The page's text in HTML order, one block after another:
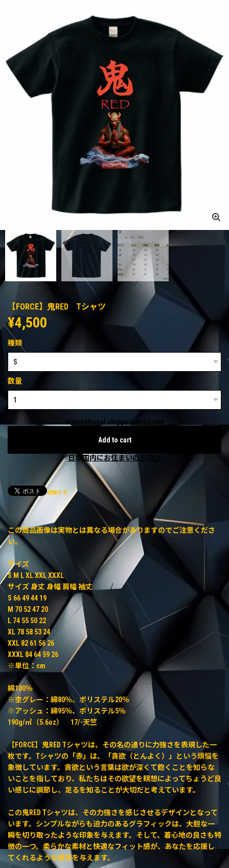
【FORCE】鬼RED Tシャツ
¥4,500
種類
数量
International shipping available
Add to cart
日本国内にお住まいの方向け
通報する
この商品画像は実物とは異なる場合がありますのでご注意くださ
い。
サイズ
S M L XL XXL XXXL
サイズ 身丈 身幅 肩幅 袖丈
S 66 49 44 19
M 70 52 47 20
L 74 55 50 22
XL 78 58 53 24
XXL 82 61 56 26
XXXL 84 64 59 26
※単位：cm
綿100％
※杢グレー：綿80％、ポリステル20％
※アッシュ：綿95％、ポリステル5％
190g/㎡（5.6oz） 17/-天竺
【FORCE】鬼RED Tシャツは、その名の通りに力強さを表現した一
枚です。Tシャツの「赤」は、「貪欲（とんよく）」という煩悩を
象徴しています。貪欲という言葉は欲が深くて飽くことを知らな
いことを指しており、私たちはその欲望を瞑想によってちょうど良
い感じに調節し、足るを知ることが大切だと考えています。
この鬼RED Tシャツは、その力強さを感じさせるデザインとなって
います。シンプルながらも迫力のあるグラフィックは、大胆な一
瞬を切り取ったような印象を与えます。そして、着心地の良さも特
徴の一つ。柔らかな素材と快適なフィット感が、あなたを応援し
てくれるような感覚を与えます。